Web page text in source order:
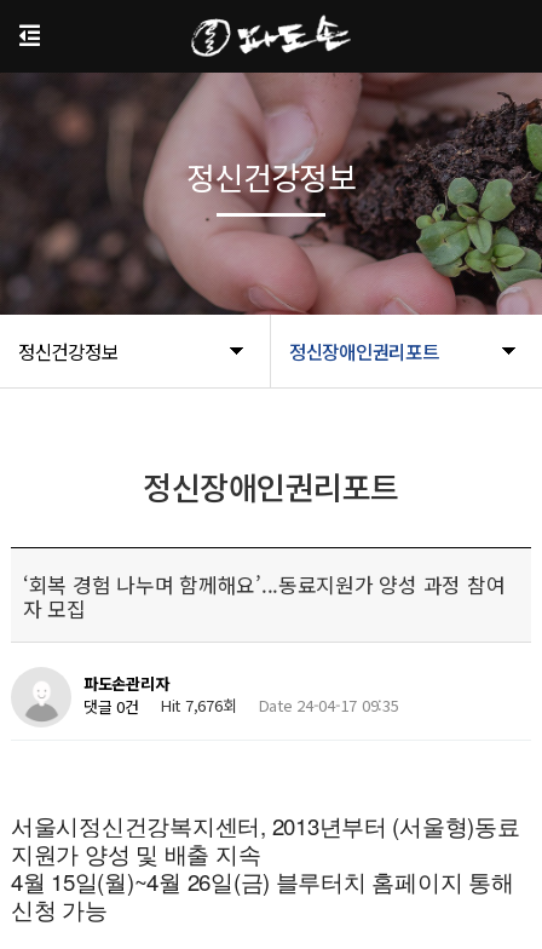
정신건강정보 정신장애인권리포트
정신건강정보
정신장애인권리포트
‘회복 경험 나누며 함께해요’...동료지원가 양성 과정 참여
자 모집
파도손관리자
댓글 0건
Hit 7,676회 Date 24-04-17 09:35
서울시정신건강복지센터, 2013년부터 (서울형)동료
지원가 양성 및 배출 지속
4월 15일(월)~4월 26일(금) 블루터치 홈페이지 통해
신청 가능